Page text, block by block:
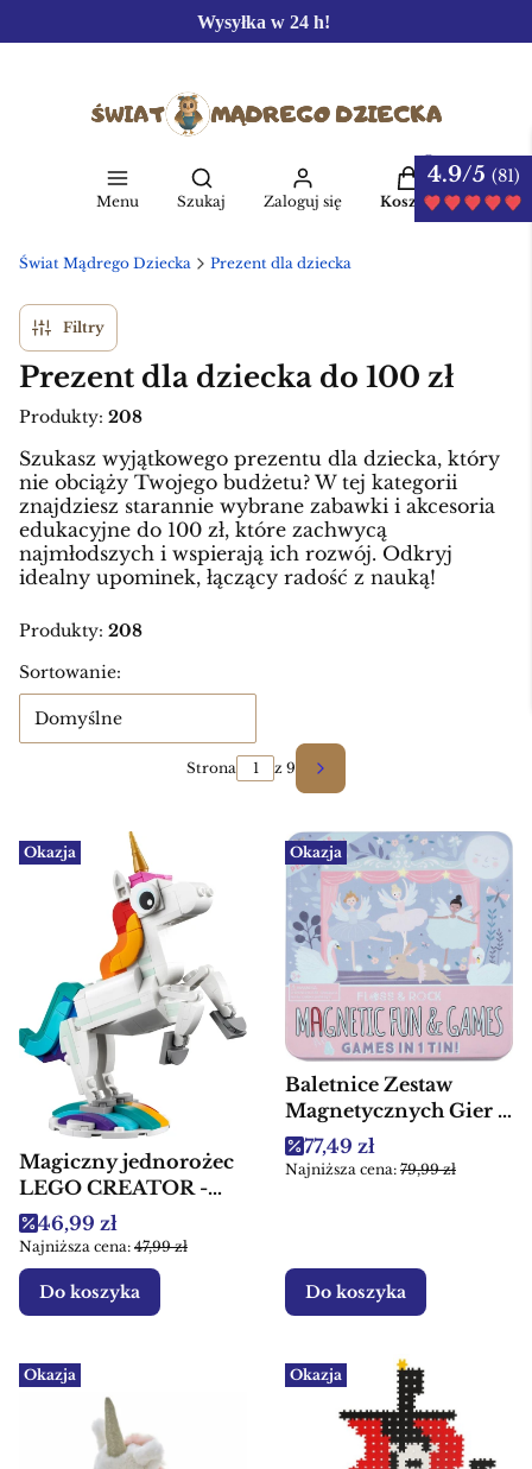
Wysyłka w 24 h!
Menu
Otwórz wyszukiwarkę
Szukaj Zaloguj się
Produkty w
Koszyk
Świat Mądrego Dziecka Prezent dla dziecka
Filtry
Prezent dla dziecka do 100 zł
Produkty: 208
Szukasz wyjątkowego prezentu dla dziecka, który
nie obciąży Twojego budżetu? W tej kategorii
znajdziesz starannie wybrane zabawki i akcesoria
edukacyjne do 100 zł, które zachwycą
najmłodszych i wspierają ich rozwój. Odkryj
idealny upominek, łączący radość z nauką!
Produkty: 208
Lista produktów
Sortowanie:
Domyślne
Strona z 9 Następne produkty
Okazja
Magiczny jednorożec
LEGO CREATOR -
Klocki dla dzieci
Cena promocyjna
46,99 zł
Najniższa cena: 47,99 zł
Do koszyka
Okazja
Baletnice Zestaw
Magnetycznych Gier i
Zabaw dla dzieci 4w1
Floss & Rock
Cena promocyjna
77,49 zł
Najniższa cena: 79,99 zł
Do koszyka
Okazja Okazja
4.9/5 (81)